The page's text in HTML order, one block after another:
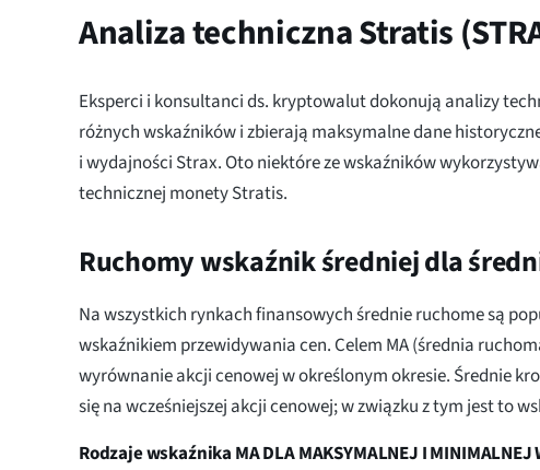
Analiza techniczna Stratis
Eksperci i konsultanci ds. kryptowalut dokonują analizy
różnych wskaźników i zbierają maksymalne dane
i wydajności Strax. Oto niektóre ze wskaźników
technicznej monety Stratis.
Ruchomy wskaźnik średniej dla
Na wszystkich rynkach finansowych średnie ruchome są
wskaźnikiem przewidywania cen. Celem MA (średnia
wyrównanie akcji cenowej w określonym okresie. Średnie
się na wcześniejszej akcji cenowej; w związku z tym jest to
Rodzaje wskaźnika MA DLA MAKSYMALNEJ I MINIMALNEJ